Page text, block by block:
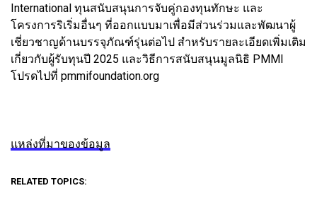
International ทุนสนับสนุนการจับคู่กองทุนทักษะ และ
โครงการริเริ่มอื่นๆ ที่ออกแบบมาเพื่อมีส่วนร่วมและพัฒนาผู้
เชี่ยวชาญด้านบรรจุภัณฑ์รุ่นต่อไป สำหรับรายละเอียดเพิ่มเติม
เกี่ยวกับผู้รับทุนปี 2025 และวิธีการสนับสนุนมูลนิธิ PMMI
โปรดไปที่ pmmifoundation.org
แหล่งที่มาของข้อมูล
RELATED TOPICS: